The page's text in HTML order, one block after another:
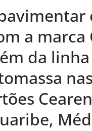
a marca
da